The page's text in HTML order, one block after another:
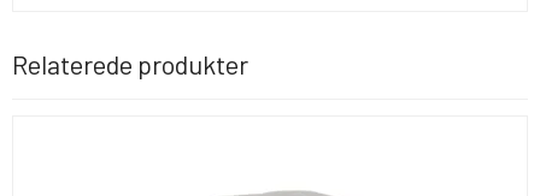
Relaterede produkter